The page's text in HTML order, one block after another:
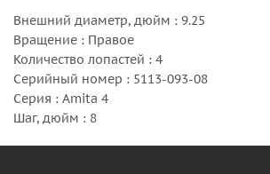
Внешний диаметр, дюйм : 9.25
Вращение : Правое
Количество лопастей : 4
Серийный номер : 5113-093-08
Серия : Amita 4
Шаг, дюйм : 8